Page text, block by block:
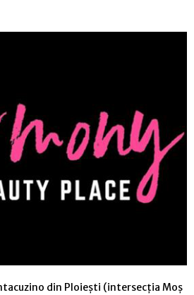
din Ploiești (intersecția Moș